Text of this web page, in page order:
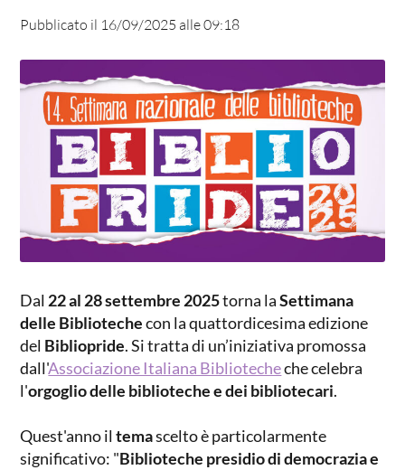
Pubblicato il 16/09/2025 alle 09:18
Dal 22 al 28 settembre 2025torna laSettimana
delle Bibliotechecon la quattordicesima edizione
del Bibliopride. Si tratta di un’iniziativa promossa
dall'Associazione Italiana Bibliotecheche celebra
l'orgoglio delle biblioteche e dei bibliotecari.
Quest'anno iltemascelto è particolarmente
significativo: "Biblioteche presidio di democrazia e